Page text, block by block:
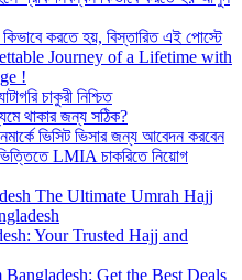
করতে হয়, বিস্তারিত এই পোস্টে
Journey of a Lifetime with
!
চাকুরী নিশ্চিত
থাকার জন্য সঠিক?
ভিসিট ভিসার জন্য আবেদন করবেন
ভিত্তিতে LMIA চাকরিতে নিয়োগ
The Ultimate Umrah Hajj
Your Trusted Hajj and
Get the Best Deals